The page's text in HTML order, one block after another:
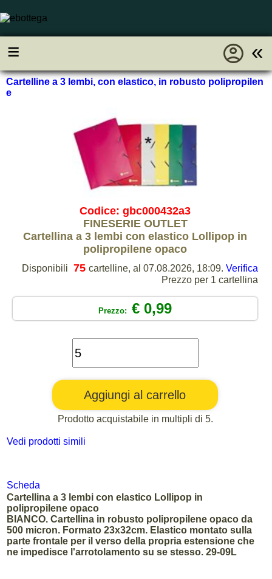
≡ «
account_circle
Cartelline a 3 lembi, con elastico, in robusto polipropilen
e
Codice: gbc000432a3
FINESERIE OUTLET
Cartellina a 3 lembi con elastico Lollipop in
polipropilene opaco
Disponibili 75 cartelline, al 07.08.2026, 18:09. Verifica
Prezzo per 1 cartellina
Prezzo: € 0,99
Prodotto acquistabile in multipli di 5.
Vedi prodotti simili
Scheda
Cartellina a 3 lembi con elastico Lollipop in
polipropilene opaco
BIANCO. Cartellina in robusto polipropilene opaco da
500 micron. Formato 23x32cm. Elastico montato sulla
parte frontale per il verso della propria estensione che
ne impedisce l'arrotolamento su se stesso. 29-09L